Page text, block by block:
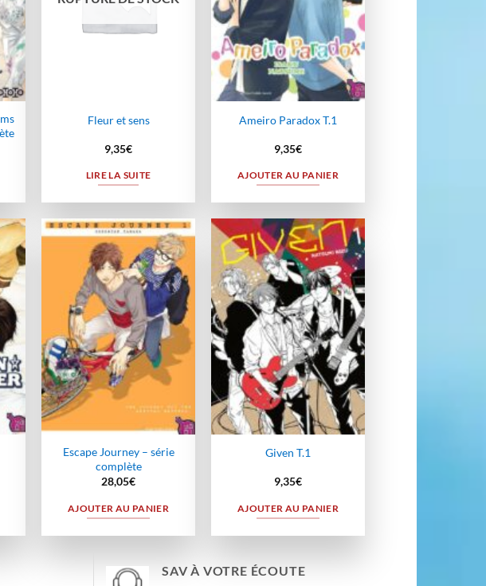
Fleur et sens
9,35€
LIRE LA SUITE
Ameiro Paradox T.1
9,35€
AJOUTER AU PANIER
Ajouter
à la
wishlist
Escape Journey – série
complète
28,05€
AJOUTER AU PANIER
Ajouter
à la
wishlist
Given T.1
9,35€
AJOUTER AU PANIER
SAV À VOTRE ÉCOUTE